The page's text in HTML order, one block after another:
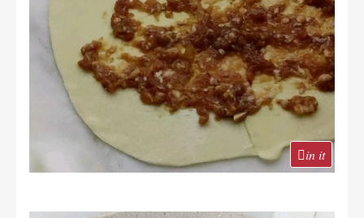
in it